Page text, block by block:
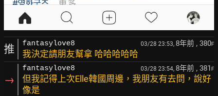
推 fantasylove8 03/28 23:53, 8年前 , 380F
我決定請朋友幫拿 哈哈哈哈哈
→
fantasylove8 03/28 23:54, 8年前 , 381 F
但我記得上次Elle韓國周邊，我朋友有去問，說好
像是